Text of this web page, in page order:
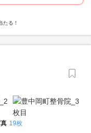
たる！
19枚